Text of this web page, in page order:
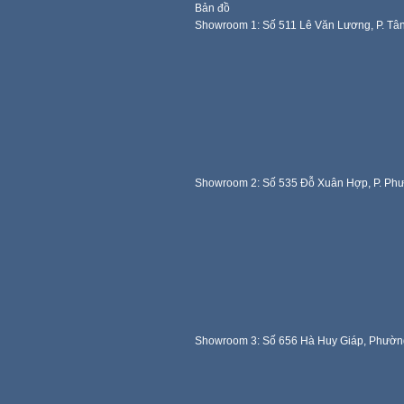
Bản đồ
Showroom 1: Số 511 Lê Văn Lương, P.
Showroom 2: Số 535 Đỗ Xuân Hợp, P.
Showroom 3: Số 656 Hà Huy Giáp,